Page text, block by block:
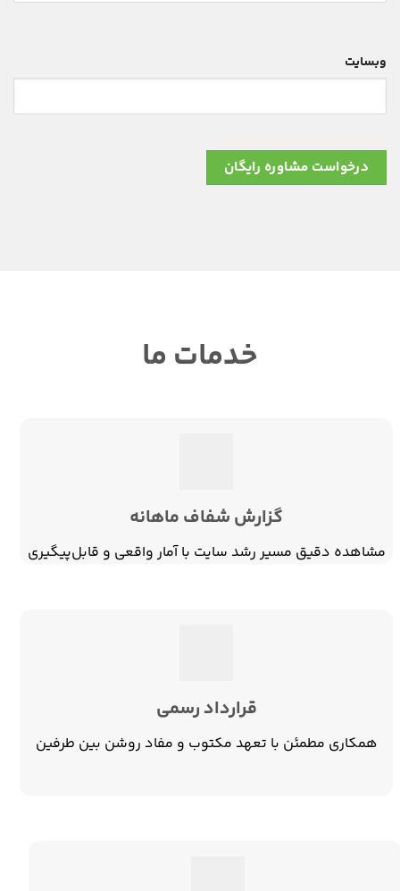
وبسایت
خدمات ما
گزارش شفاف ماهانه
مشاهده دقیق مسیر رشد سایت با آمار واقعی و قابل‌پیگیری
قرارداد رسمی
همکاری مطمئن با تعهد مکتوب و مفاد روشن بین طرفین